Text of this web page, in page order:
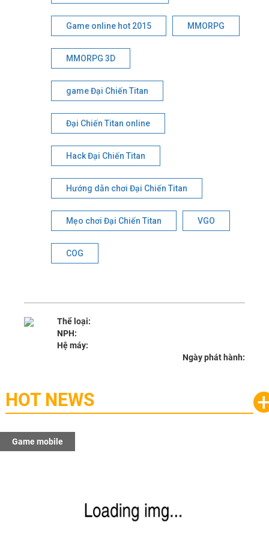
Game online hot 2015 MMORPG
MMORPG 3D
game Đại Chiến Titan
Đại Chiến Titan online
Hack Đại Chiến Titan
Hướng dẫn chơi Đại Chiến Titan
Mẹo chơi Đại Chiến Titan VGO
COG
Thể loại:
NPH:
Hệ máy:
Ngày phát hành:
HOT NEWS
Game mobile